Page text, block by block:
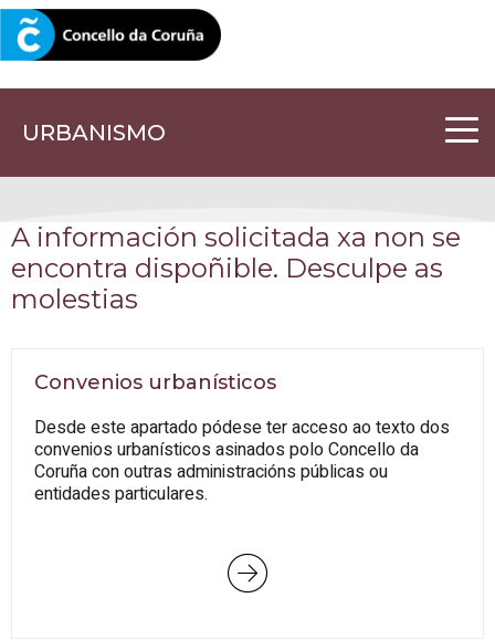
URBANISMO
CORUNA.GAL
A información solicitada xa non se
encontra dispoñible. Desculpe as
molestias
Convenios urbanísticos
Desde este apartado pódese ter acceso ao texto dos
convenios urbanísticos asinados polo Concello da
Coruña con outras administracións públicas ou
entidades particulares.